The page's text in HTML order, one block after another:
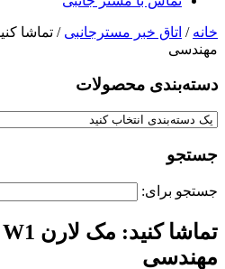
خانه / اتاق خبر مسترجانبی
مهندسی
دسته‌بندی‌ محصولات
جستجو
جستجو برای:
مهندسی